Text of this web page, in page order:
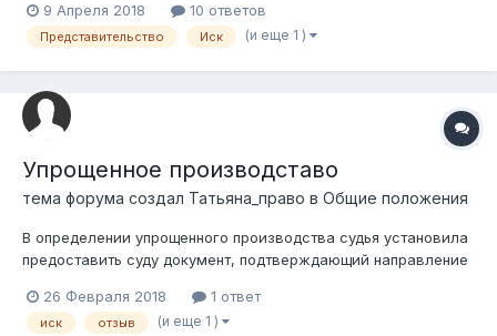
оформить представительство, чтобы подать иск от ее имени?
9 Апреля 2018 10 ответов
Представительство Иск (и еще 1 )
Упрощенное производставо
тема форума создал Татьяна_право в Общие положения
В определении упрощенного производства судья установила
предоставить суду документ, подтверждающий направление
и приложенных к нему документов. В ГПК такого условия
вроде бы нет, обязательно ли истцу нужно направлять
26 Февраля 2018 1 ответ
иск отзыв (и еще 1 )